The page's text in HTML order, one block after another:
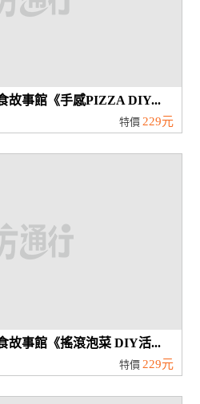
故事館《手感PIZZA DIY...
特價 229元
故事館《搖滾泡菜 DIY活...
特價 229元